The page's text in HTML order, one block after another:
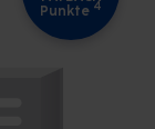
Punkte 4